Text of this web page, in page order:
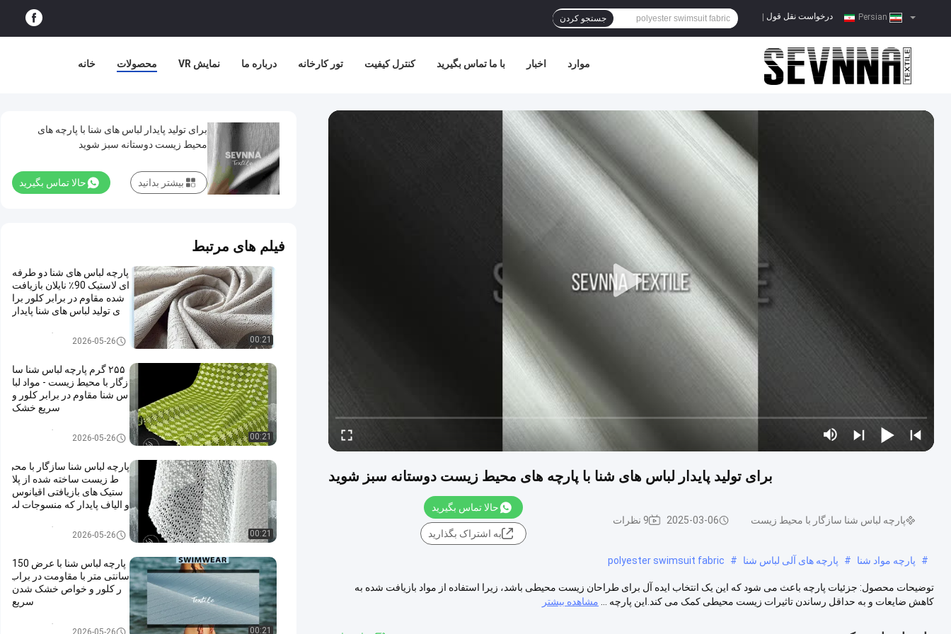
درخواست نقل قول جستجو کردن
خانه محصولات نمایش VR درباره ما تور کارخانه کنترل کیفیت با ما تماس بگیرید اخبار موارد
برای تولید پایدار لباس های شنا با پارچه های محیط زیست دوستانه سبز شوید
پارچه لباس شنا سازگار با محیط زیست 2025-03-06 9 نظرات
حالا تماس بگیرید
به اشتراک بگذارید
# پارچه مواد شنا # پارچه های آلی لباس شنا #
polyester swimsuit fabric
توضیحات محصول: جزئیات پارچه باعث می شود که این یک انتخاب ایده آل برای طراحان زیست محیطی باشد، زیرا استفاده از مواد بازیافت شده به
کاهش ضایعات و به حداقل رساندن تاثیرات زیست محیطی کمک می کند.اين پارچه ...
مشاهده بیشتر
برای تولید پایدار لباس های شنا با پارچه های
محیط زیست دوستانه سبز شوید
حالا تماس بگیرید بیشتر بدانید
فیلم های مرتبط
00:21
پارچه لباس های شنا دو طرفه
ای لاستیک 90٪ نایلان بازیافت
شده مقاوم در برابر کلور برا
ی تولید لباس های شنا پایدار
پارچه لباس شنا سازگار با محیط
2026-05-26
00:21
۲۵۵ گرم پارچه لباس شنا سا
زگار با محیط زیست - مواد لبا
س شنا مقاوم در برابر کلور و
سریع خشک
پارچه لباس شنا سازگار با محیط
2026-05-26
00:21
پارچه لباس شنا سازگار با محی
ط زیست ساخته شده از پلا
ستیک های بازیافتی اقیانوس
و الیاف پایدار که منسوجات لب
ت محیطی را ارائه می دهد
پارچه لباس شنا سازگار با محیط
2026-05-26
00:21
پارچه لباس شنا با عرض 150
سانتی متر با مقاومت در براب
ر کلور و خواص خشک شدن
سریع
پارچه لباس شنا سازگار با محیط
2026-05-26